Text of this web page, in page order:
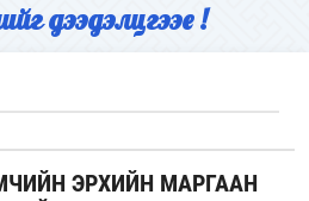
дээдэлцгээе !
ЭРХИЙН МАРГААН